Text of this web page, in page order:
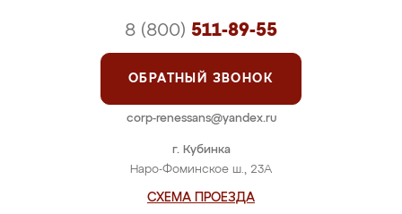
г. Кубинка
Наро-Фоминское ш., 23А
СХЕМА ПРОЕЗДА
8 (800) 511-89-55
ОБРАТНЫЙ ЗВОНОК
corp-renessans@yandex.ru